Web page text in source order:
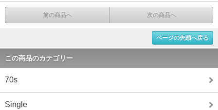
前の商品へ 次の商品へ
ページの先頭へ戻る
この商品のカテゴリー
70s
Single